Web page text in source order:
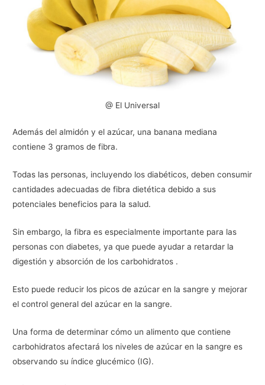
@ El Universal
Además del almidón y el azúcar, una banana mediana
contiene 3 gramos de fibra.
Todas las personas, incluyendo los diabéticos, deben consumir
cantidades adecuadas de fibra dietética debido a sus
potenciales beneficios para la salud.
Sin embargo, la fibra es especialmente importante para las
personas con diabetes, ya que puede ayudar a retardar la
digestión y absorción de los carbohidratos .
Esto puede reducir los picos de azúcar en la sangre y mejorar
el control general del azúcar en la sangre.
Una forma de determinar cómo un alimento que contiene
carbohidratos afectará los niveles de azúcar en la sangre es
observando su índice glucémico (IG).